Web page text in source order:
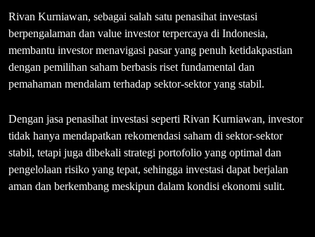
Rivan Kurniawan, sebagai salah satu penasihat investasi
berpengalaman dan value investor terpercaya di Indonesia,
membantu investor menavigasi pasar yang penuh ketidakpastian
dengan pemilihan saham berbasis riset fundamental dan
pemahaman mendalam terhadap sektor-sektor yang stabil.
Dengan jasa penasihat investasi seperti Rivan Kurniawan, investor
tidak hanya mendapatkan rekomendasi saham di sektor-sektor
stabil, tetapi juga dibekali strategi portofolio yang optimal dan
pengelolaan risiko yang tepat, sehingga investasi dapat berjalan
aman dan berkembang meskipun dalam kondisi ekonomi sulit.